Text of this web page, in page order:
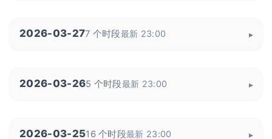
2026-03-277 个时段最新 23:00
2026-03-265 个时段最新 23:00
2026-03-2516 个时段最新 23:00